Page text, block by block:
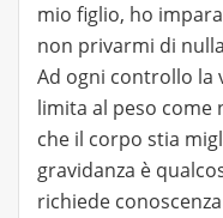
mio figlio, ho
non privarmi di
Ad ogni controllo la
limita al peso come
che il corpo stia
gravidanza è
richiede